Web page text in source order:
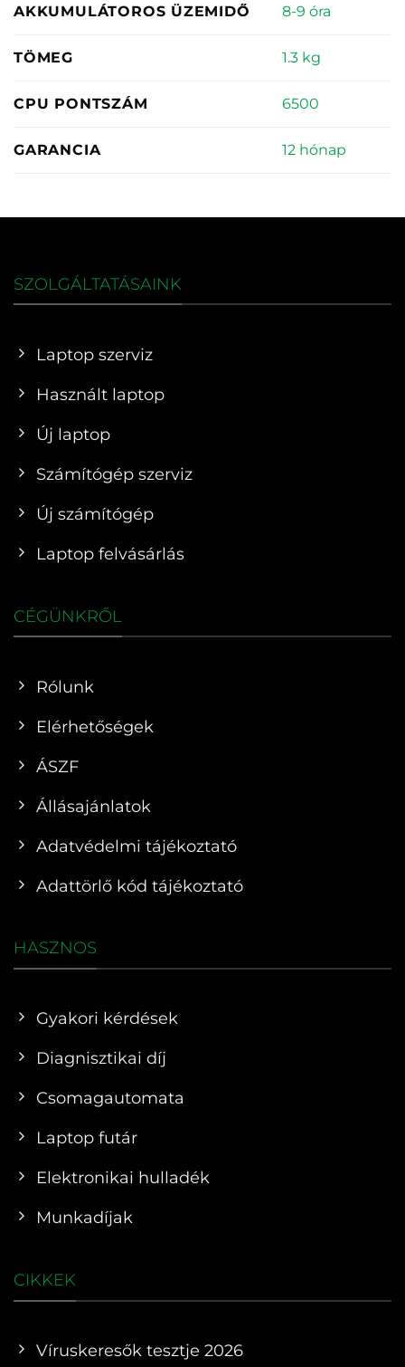
AKKUMULÁTOROS ÜZEMIDŐ 8-9 óra
TÖMEG 1.3 kg
CPU PONTSZÁM 6500
GARANCIA 12 hónap
SZOLGÁLTATÁSAINK
Laptop szerviz
Használt laptop
Új laptop
Számítógép szerviz
Új számítógép
Laptop felvásárlás
CÉGÜNKRŐL
Rólunk
Elérhetőségek
ÁSZF
Állásajánlatok
Adatvédelmi tájékoztató
Adattörlő kód tájékoztató
HASZNOS
Gyakori kérdések
Diagnisztikai díj
Csomagautomata
Laptop futár
Elektronikai hulladék
Munkadíjak
CIKKEK
Víruskeresők tesztje 2026